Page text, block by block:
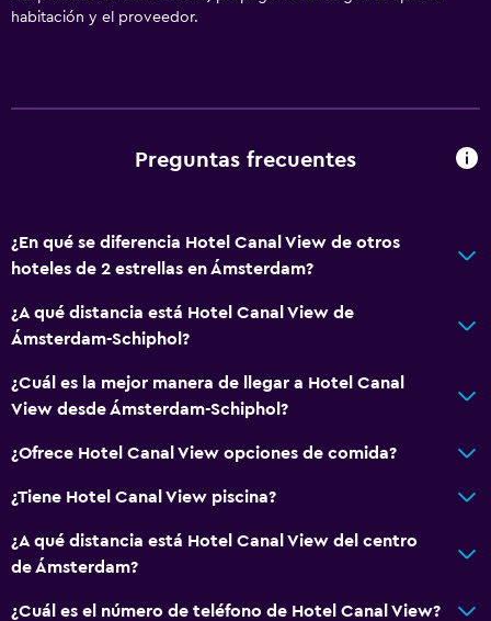
habitación y el proveedor.
Preguntas frecuentes
¿En qué se diferencia Hotel Canal View de otros
hoteles de 2 estrellas en Ámsterdam?
¿A qué distancia está Hotel Canal View de
Ámsterdam-Schiphol?
¿Cuál es la mejor manera de llegar a Hotel Canal
View desde Ámsterdam-Schiphol?
¿Ofrece Hotel Canal View opciones de comida?
¿Tiene Hotel Canal View piscina?
¿A qué distancia está Hotel Canal View del centro
de Ámsterdam?
¿Cuál es el número de teléfono de Hotel Canal View?